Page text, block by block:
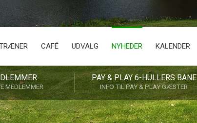
CAFÉ UDVALG NYHEDER KALENDER
MEDLEMMER
PAY & PLAY 6-HULLERS BANE
INFO TIL PAY & PLAY GÆSTER